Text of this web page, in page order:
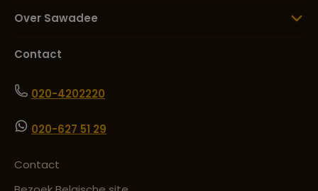
Over Sawadee
Contact
020-4202220
020-627 51 29
Contact